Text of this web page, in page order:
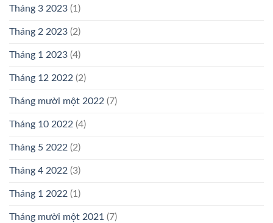
Tháng 3 2023 (1)
Tháng 2 2023 (2)
Tháng 1 2023 (4)
Tháng 12 2022 (2)
Tháng mười một 2022 (7)
Tháng 10 2022 (4)
Tháng 5 2022 (2)
Tháng 4 2022 (3)
Tháng 1 2022 (1)
Tháng mười một 2021 (7)